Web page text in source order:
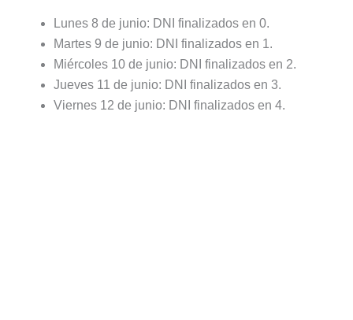
Lunes 8 de junio: DNI finalizados en 0.
Martes 9 de junio: DNI finalizados en 1.
Miércoles 10 de junio: DNI finalizados en 2.
Jueves 11 de junio: DNI finalizados en 3.
Viernes 12 de junio: DNI finalizados en 4.